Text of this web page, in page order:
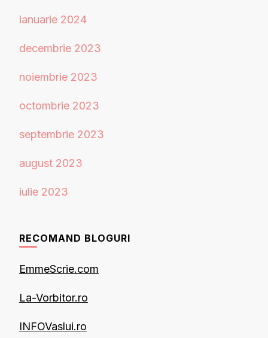
ianuarie 2024
decembrie 2023
noiembrie 2023
octombrie 2023
septembrie 2023
august 2023
iulie 2023
RECOMAND BLOGURI
EmmeScrie.com
La-Vorbitor.ro
INFOVaslui.ro